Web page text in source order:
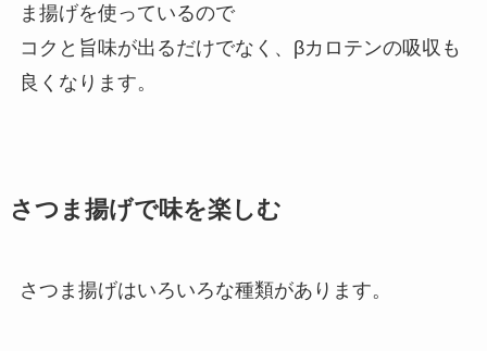
ま揚げを使っているので
コクと旨味が出るだけでなく、βカロテンの吸収も
良くなります。
さつま揚げで味を楽しむ
さつま揚げはいろいろな種類があります。